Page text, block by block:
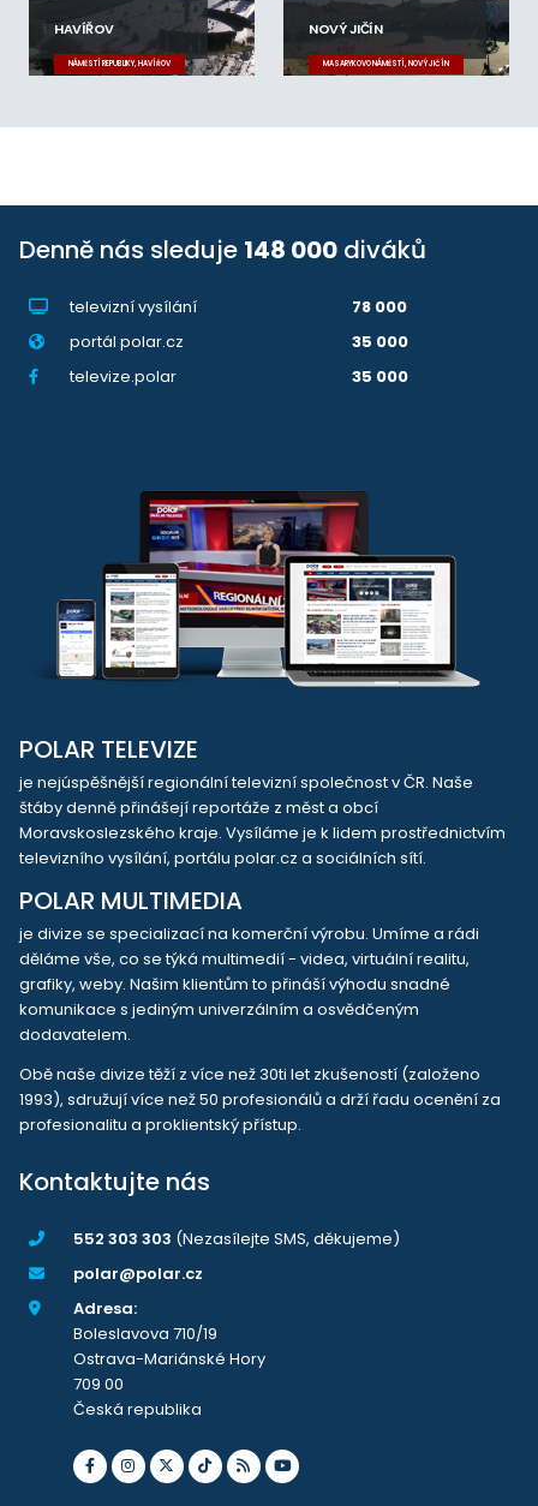
HAVÍŘOV
NÁMĚSTÍ REPUBLIKY, HAVÍŘOV
NOVÝ JIČÍN
MASARYKOVO NÁMĚSTÍ, NOVÝ JIČÍN
Denně nás sleduje 148 000 diváků
televizní vysílání
78 000
portál polar.cz
35 000
televize.polar
35 000
POLAR TELEVIZE
je nejúspěšnější regionální televizní společnost v ČR. Naše
štáby denně přinášejí reportáže z měst a obcí
Moravskoslezského kraje. Vysíláme je k lidem prostřednictvím
televizního vysílání, portálu polar.cz a sociálních sítí.
POLAR MULTIMEDIA
je divize se specializací na komerční výrobu. Umíme a rádi
děláme vše, co se týká multimedií - videa, virtuální realitu,
grafiky, weby. Našim klientům to přináší výhodu snadné
komunikace s jediným univerzálním a osvědčeným
dodavatelem.
Obě naše divize těží z více než 30ti let zkušeností (založeno
1993), sdružují více než 50 profesionálů a drží řadu ocenění za
profesionalitu a proklientský přístup.
Kontaktujte nás
552 303 303 (Nezasílejte SMS, děkujeme)
polar@polar.cz
Adresa:
Boleslavova 710/19
Ostrava-Mariánské Hory
709 00
Česká republika